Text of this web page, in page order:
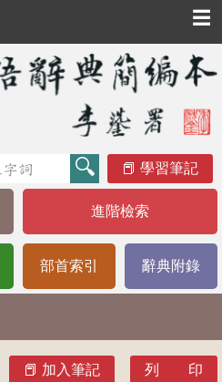
☰
學習筆記
進階檢索
部首索引 辭典附錄
加入筆記 列 印